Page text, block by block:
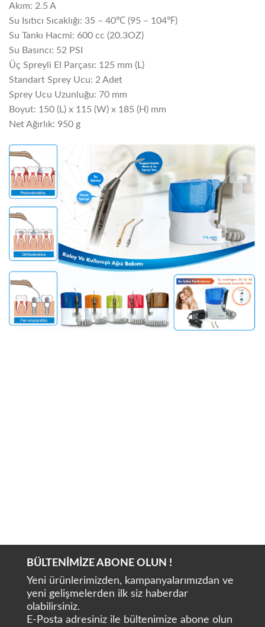
Akım: 2.5 A
Su Isıtıcı Sıcaklığı: 35 – 40℃ (95 – 104℉)
Su Tankı Hacmi: 600 cc (20.3OZ)
Su Basıncı: 52 PSI
Üç Spreyli El Parçası: 125 mm (L)
Standart Sprey Ucu: 2 Adet
Sprey Ucu Uzunluğu: 70 mm
Boyut: 150 (L) x 115 (W) x 185 (H) mm
Net Ağırlık: 950 g
BÜLTENİMİZE ABONE OLUN !
Yeni ürünlerimizden, kampanyalarımızdan ve
yeni gelişmelerden ilk siz haberdar
olabilirsiniz.
E-Posta adresiniz ile bültenimize abone olun